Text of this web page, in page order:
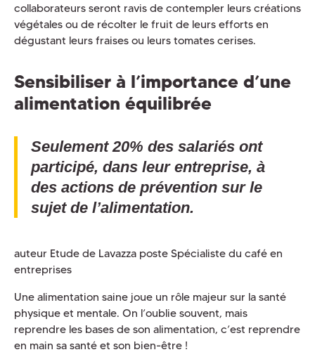
collaborateurs seront ravis de contempler leurs créations
végétales ou de récolter le fruit de leurs efforts en
dégustant leurs fraises ou leurs tomates cerises.
Sensibiliser à l’importance d’une
alimentation équilibrée
Seulement 20% des salariés ont
participé, dans leur entreprise, à
des actions de prévention sur le
sujet de l’alimentation.
auteur Etude de Lavazza poste Spécialiste du café en
entreprises
Une alimentation saine joue un rôle majeur sur la santé
physique et mentale. On l’oublie souvent, mais
reprendre les bases de son alimentation, c’est reprendre
en main sa santé et son bien-être !